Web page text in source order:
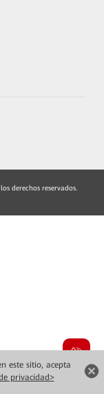
este sitio, acepta
privacidad>
derechos reservados.